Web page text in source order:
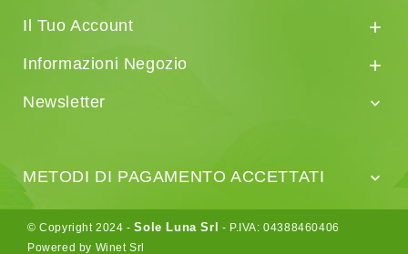
Il Tuo Account

Informazioni Negozio

Newsletter

METODI DI PAGAMENTO ACCETTATI 
© Copyright 2024 -Sole Luna Srl
- P.IVA: 04388460406
Powered by Winet Srl